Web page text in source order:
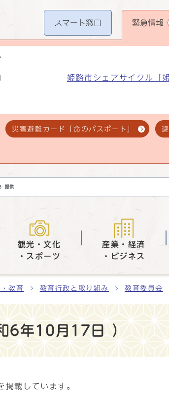
スマート窓口 緊急情報
姫路市シェアサイクル「
災害避難カード「命のパスポート」
観光・文化
・スポーツ
産業・経済
・ビジネス
教育 教育行政と取り組み 教育委員会
6年10月17日 ）
載しています。